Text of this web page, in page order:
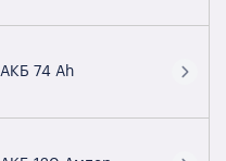
АКБ 74 Ah